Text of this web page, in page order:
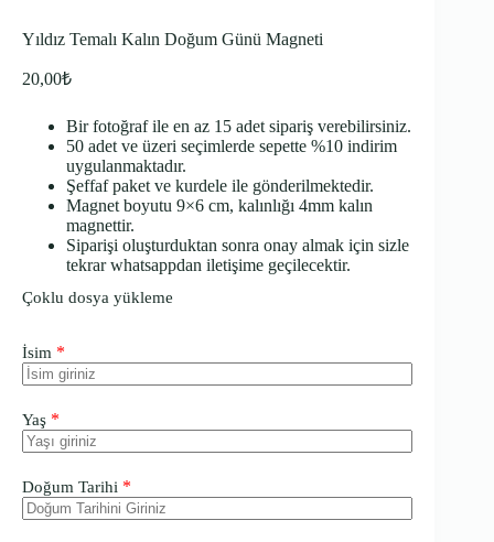
Yıldız Temalı Kalın Doğum Günü Magneti
20,00₺
Bir fotoğraf ile en az 15 adet sipariş verebilirsiniz.
50 adet ve üzeri seçimlerde sepette %10 indirim
uygulanmaktadır.
Şeffaf paket ve kurdele ile gönderilmektedir.
Magnet boyutu 9×6 cm, kalınlığı 4mm kalın
magnettir.
Siparişi oluşturduktan sonra onay almak için sizle
tekrar whatsappdan iletişime geçilecektir.
Çoklu dosya yükleme
İsim *
Yaş *
Doğum Tarihi *